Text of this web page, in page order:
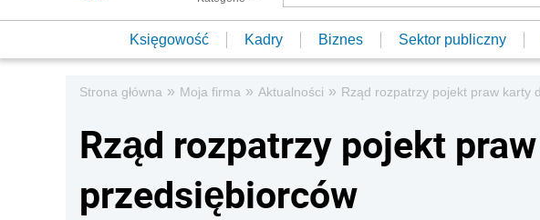
Księgowość Kadry Biznes Sektor publiczny
Strona główna » Moja firma » Aktualności » Rząd rozpatrzy pojekt praw karty
Rząd rozpatrzy pojekt
przedsiębiorców